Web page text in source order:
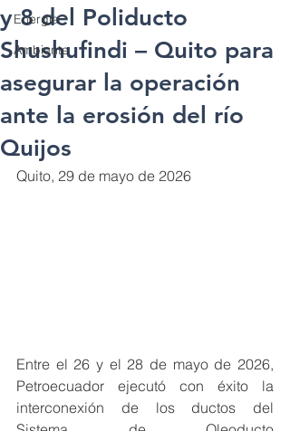
Energía
Ambiente
y 8 del Poliducto
Shushufindi – Quito para
asegurar la operación
ante la erosión del río
Quijos
Quito, 29 de mayo de 2026
Entre el 26 y el 28 de mayo de 2026,
Petroecuador ejecutó con éxito la
interconexión de los ductos del